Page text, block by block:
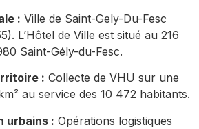
: Ville de Saint-Gely-Du-Fesc
L’Hôtel de Ville est situé au 216
Saint-Gély-du-Fesc.
: Collecte de VHU sur une
au service des 10 472 habitants.
urbains : Opérations logistiques